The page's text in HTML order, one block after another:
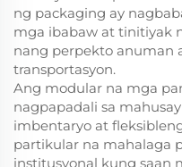
ng packaging ay
mga ibabaw at tinitiyak
nang perpekto anuman
transportasyon.
Ang modular na mga
nagpapadali sa
imbentaryo at
partikular na mahalaga
institusyonal kung saan